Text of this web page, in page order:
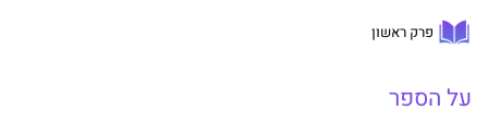
פרק ראשון
על הספר